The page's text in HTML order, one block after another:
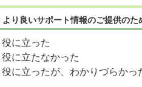
より良いサポート情報のご提供の
役に立った
役に立たなかった
役に立ったが、わかりづらかっ